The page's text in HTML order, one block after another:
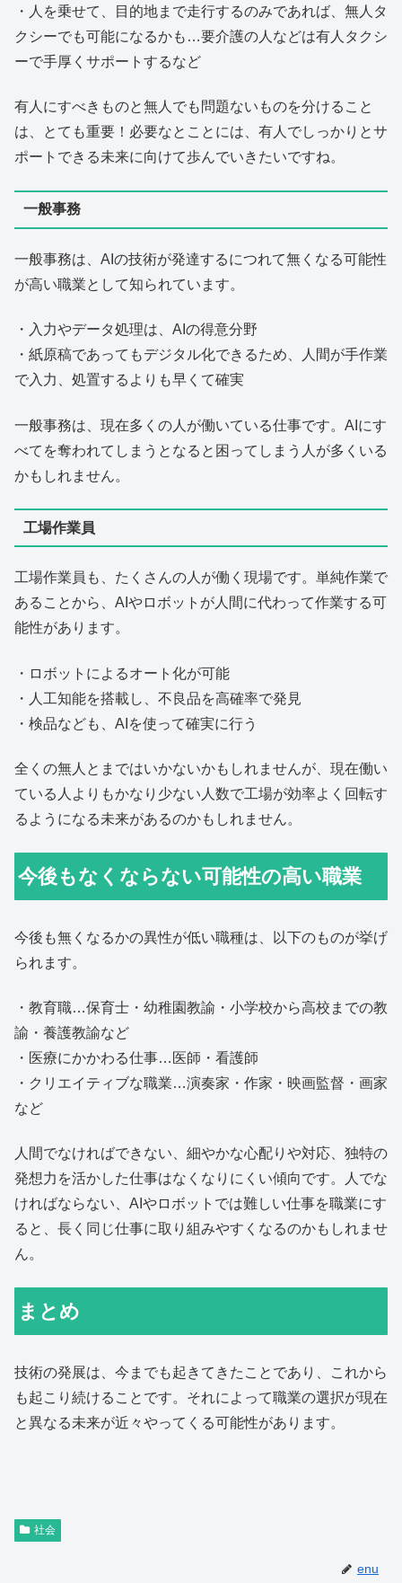
・人を乗せて、目的地まで走行するのみであれば、無人タ
クシーでも可能になるかも…要介護の人などは有人タクシ
ーで手厚くサポートするなど
有人にすべきものと無人でも問題ないものを分けること
は、とても重要！必要なとことには、有人でしっかりとサ
ポートできる未来に向けて歩んでいきたいですね。
一般事務
一般事務は、AIの技術が発達するにつれて無くなる可能性
が高い職業として知られています。
・入力やデータ処理は、AIの得意分野
・紙原稿であってもデジタル化できるため、人間が手作業
で入力、処置するよりも早くて確実
一般事務は、現在多くの人が働いている仕事です。AIにす
べてを奪われてしまうとなると困ってしまう人が多くいる
かもしれません。
工場作業員
工場作業員も、たくさんの人が働く現場です。単純作業で
あることから、AIやロボットが人間に代わって作業する可
能性があります。
・ロボットによるオート化が可能
・人工知能を搭載し、不良品を高確率で発見
・検品なども、AIを使って確実に行う
全くの無人とまではいかないかもしれませんが、現在働い
ている人よりもかなり少ない人数で工場が効率よく回転す
るようになる未来があるのかもしれません。
今後もなくならない可能性の高い職業
今後も無くなるかの異性が低い職種は、以下のものが挙げ
られます。
・教育職…保育士・幼稚園教諭・小学校から高校までの教
諭・養護教諭など
・医療にかかわる仕事…医師・看護師
・クリエイティブな職業…演奏家・作家・映画監督・画家
など
人間でなければできない、細やかな心配りや対応、独特の
発想力を活かした仕事はなくなりにくい傾向です。人でな
ければならない、AIやロボットでは難しい仕事を職業にす
ると、長く同じ仕事に取り組みやすくなるのかもしれませ
ん。
まとめ
技術の発展は、今までも起きてきたことであり、これから
も起こり続けることです。それによって職業の選択が現在
と異なる未来が近々やってくる可能性があります。
社会
enu